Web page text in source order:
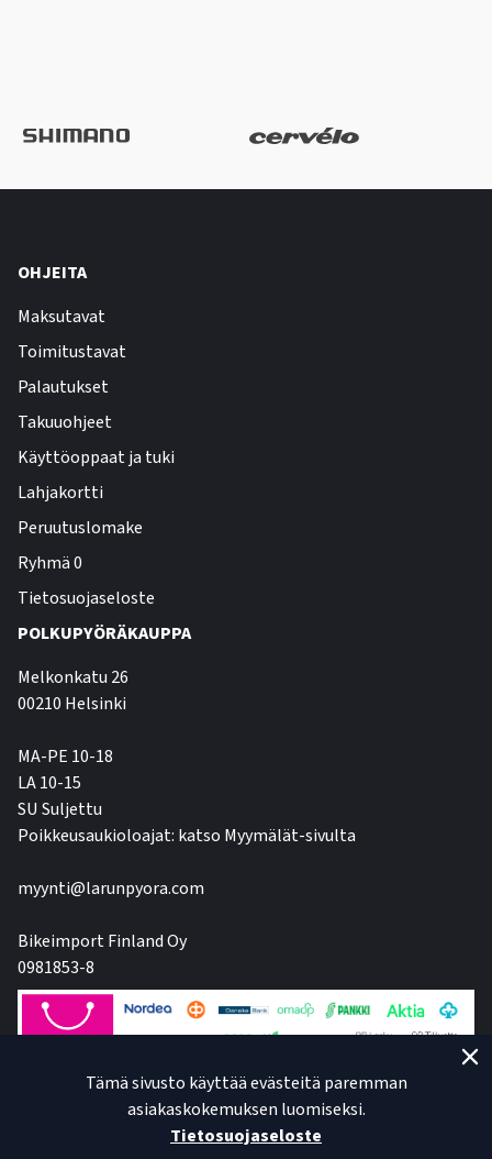
OHJEITA
Maksutavat
Toimitustavat
Palautukset
Takuuohjeet
Käyttöoppaat ja tuki
Lahjakortti
Peruutuslomake
Ryhmä 0
Tietosuojaseloste
POLKUPYÖRÄKAUPPA
Melkonkatu 26
00210 Helsinki
MA-PE 10-18
LA 10-15
SU Suljettu
Poikkeusaukioloajat: katso Myymälät-sivulta
myynti@larunpyora.com
Bikeimport Finland Oy
0981853-8
Tämä sivusto käyttää evästeitä paremman
asiakaskokemuksen luomiseksi.
Tietosuojaseloste